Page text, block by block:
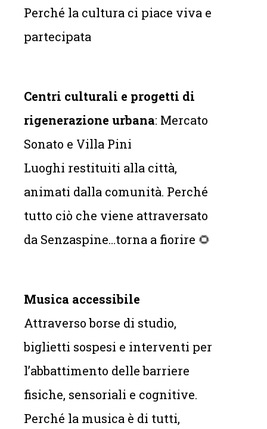
Perché la cultura ci piace viva e
partecipata
Centri culturali e progetti di
rigenerazione urbana: Mercato
Sonato e Villa Pini
Luoghi restituiti alla città,
animati dalla comunità. Perché
tutto ciò che viene attraversato
da Senzaspine…torna a fiorire 🌻
Musica accessibile
Attraverso borse di studio,
biglietti sospesi e interventi per
l’abbattimento delle barriere
fisiche, sensoriali e cognitive.
Perché la musica è di tutti,